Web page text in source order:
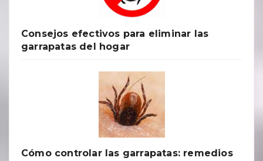
Consejos efectivos para eliminar las
garrapatas del hogar
Cómo controlar las garrapatas: remedios